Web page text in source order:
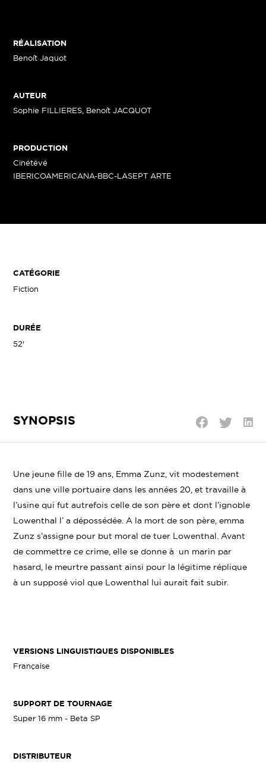
RÉALISATION
Benoît Jaquot
AUTEUR
Sophie FILLIERES, Benoît JACQUOT
PRODUCTION
Cinétévé
IBERICOAMERICANA-BBC-LASEPT ARTE
CATÉGORIE
Fiction
DURÉE
52'
SYNOPSIS
Une jeune fille de 19 ans, Emma Zunz, vit modestement
dans une ville portuaire dans les années 20, et travaille à
l’usine qui fut autrefois celle de son père et dont l’ignoble
Lowenthal l’ a dépossédée. A la mort de son père, emma
Zunz s’assigne pour but moral de tuer Lowenthal. Avant
de commettre ce crime, elle se donne à un marin par
hasard, le meurtre passant ainsi pour la légitime réplique
à un supposé viol que Lowenthal lui aurait fait subir.
VERSIONS LINGUISTIQUES DISPONIBLES
Française
SUPPORT DE TOURNAGE
Super 16 mm - Beta SP
DISTRIBUTEUR